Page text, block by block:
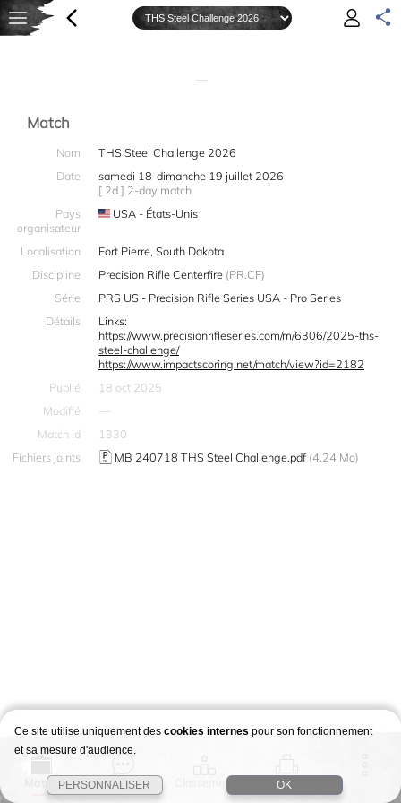
—
Match
Nom
THS Steel Challenge 2026
Date
samedi 18-dimanche 19 juillet 2026
[ 2d ] 2-day match
Pays
organisateur
USA - États-Unis
Localisation
Fort Pierre, South Dakota
Discipline
Precision Rifle Centerfire (PR.CF)
Série
PRS US - Precision Rifle Series USA - Pro Series
Détails
Links:
https://www.precisionrifleseries.com/m/6306/2025-ths-
steel-challenge/
https://www.impactscoring.net/match/view?id=2182
Publié
18 oct 2025
Modifié
—
Match id
1330
Fichiers joints
MB 240718 THS Steel Challenge.pdf (4.24 Mo)
Match Story Classement Stages
Ce site utilise uniquement des cookies internes pour son fonctionnement
et sa mesure d'audience.
PERSONNALISER OK